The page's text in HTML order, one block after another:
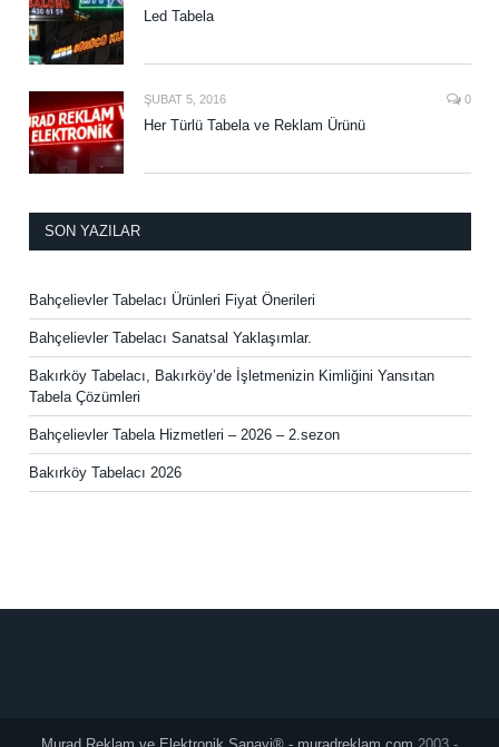
Led Tabela
ŞUBAT 5, 2016 0
Her Türlü Tabela ve Reklam Ürünü
SON YAZILAR
Bahçelievler Tabelacı Ürünleri Fiyat Önerileri
Bahçelievler Tabelacı Sanatsal Yaklaşımlar.
Bakırköy Tabelacı, Bakırköy’de İşletmenizin Kimliğini Yansıtan
Tabela Çözümleri
Bahçelievler Tabela Hizmetleri – 2026 – 2.sezon
Bakırköy Tabelacı 2026